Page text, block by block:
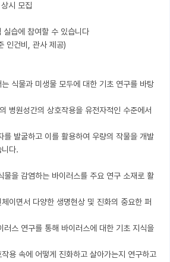
시 모집
습에 참여할 수 있습니다
식물과 미생물 모두에 대한 기초 연구를 바탕
병원성간의 상호작용을 유전자적인 수준에서
다.
물을 감염하는 바이러스를 주요 연구 소재로 활